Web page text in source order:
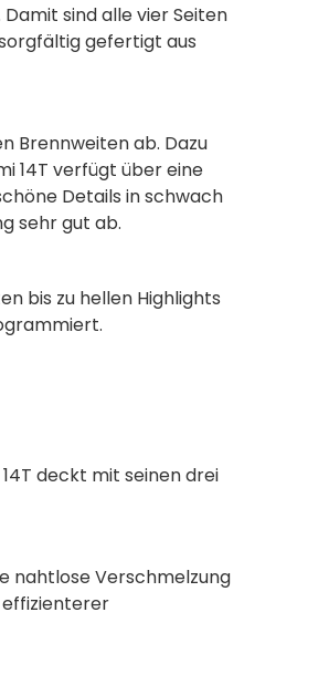
sind alle vier Seiten
gefertigt aus
Brennweiten ab. Dazu
14T verfügt über eine
Details in schwach
sehr gut ab.
bis zu hellen Highlights
deckt mit seinen drei
nahtlose Verschmelzung
effizienterer